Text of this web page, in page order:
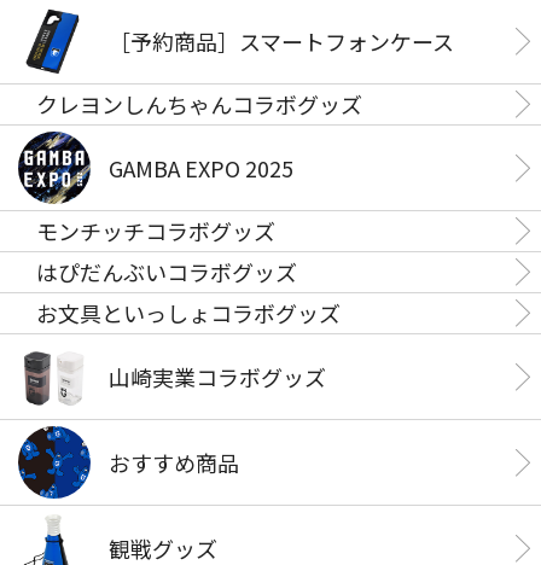
［予約商品］スマートフォンケース
クレヨンしんちゃんコラボグッズ
GAMBA EXPO 2025
モンチッチコラボグッズ
はぴだんぶいコラボグッズ
お文具といっしょコラボグッズ
山崎実業コラボグッズ
おすすめ商品
観戦グッズ